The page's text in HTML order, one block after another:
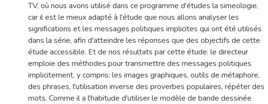
TV, où nous avons utilisé dans ce programme d'études la simeologie,
car il est le mieux adapté à l'étude que nous allons analyser les
significations et les messages politiques implicites qui ont été utilisés
dans la série, afin d'atteindre les réponses que des objectifs de cette
étude accessible. Et de nos résultats par cette étude: le directeur
emploie des méthodes pour transmettre des messages politiques
implicitement, y compris: les images graphiques, outils de métaphore,
des phrases, l'utilisation inverse des proverbes populaires, répéter des
mots. Comme il a l'habitude d'utiliser le modèle de bande dessinée